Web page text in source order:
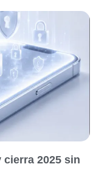
2025 sin